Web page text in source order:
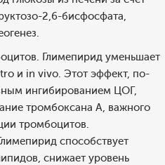
2,6-бисфосфата,
Глимепирид уменьшает
и in vivo. Этот эффект, по-
ингибированием ЦОГ,
тромбоксана А, важного
тромбоцитов.
способствует
снижает уровень